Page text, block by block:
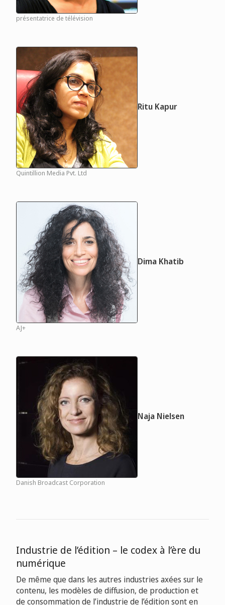
présentatrice de télévision
Ritu Kapur
Quintillion Media Pvt. Ltd
Dima Khatib
AJ+
Naja Nielsen
Danish Broadcast Corporation
Industrie de l’édition – le codex à l’ère du
numérique
De même que dans les autres industries axées sur le
contenu, les modèles de diffusion, de production et
de consommation de l’industrie de l’édition sont en